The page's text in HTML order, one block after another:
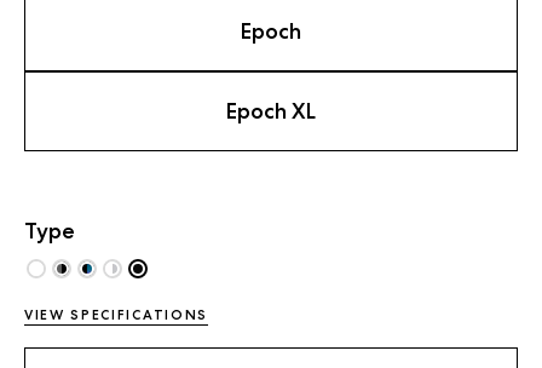
Epoch
Epoch XL
Type
VIEW SPECIFICATIONS